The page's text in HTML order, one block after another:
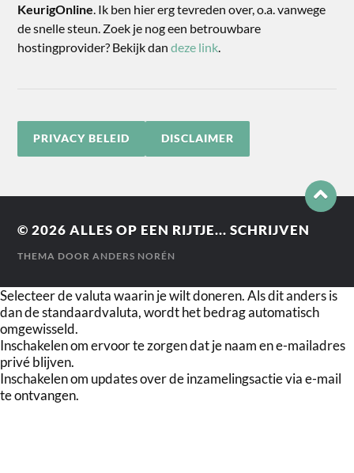
KeurigOnline . Ik ben hier erg tevreden over, o.a. vanwege
de snelle steun. Zoek je nog een betrouwbare
hostingprovider? Bekijk dandeze link
PRIVACY BELEID DISCLAIMER
© 2026ALLES OP EEN RIJTJE... SCHRIJVEN
THEMA DOORANDERS NORÉN
Selecteer de valuta waarin je wilt doneren. Als dit anders is
dan de standaardvaluta, wordt het bedrag automatisch
omgewisseld.
Inschakelen om ervoor te zorgen dat je naam en e-mailadres
privé blijven.
Inschakelen om updates over de inzamelingsactie via e-mail
te ontvangen.